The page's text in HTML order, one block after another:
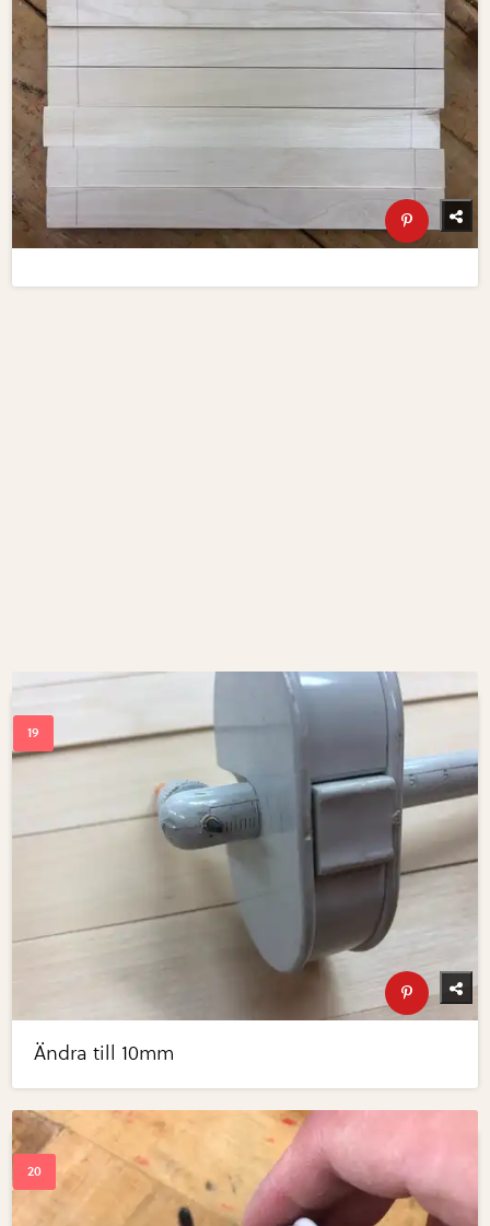
Ändra till 10mm